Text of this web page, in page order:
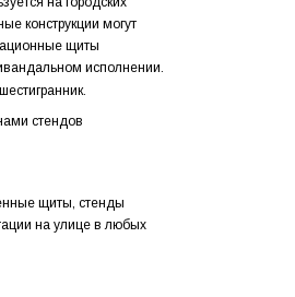
конструкции могут
щиты
исполнении.
стендов
щиты, стенды
на улице в любых